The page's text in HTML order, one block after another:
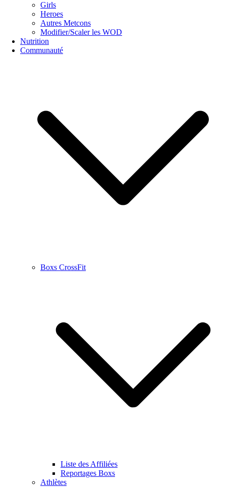
Girls
Heroes
Autres Metcons
Modifier/Scaler les WOD
Nutrition
Communauté
Boxs CrossFit
Liste des Affiliées
Reportages Boxs
Athlètes